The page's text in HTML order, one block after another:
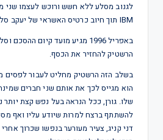
לגנוב מסלע ללא חשש ורוכש לעצמו שני
IBM תוך חיוב כרטיס האשראי של יעקב סלע.
באפריל 1996 מגיע מועד קיום
הרשטיק להחזיר את הכסף.
בשלב הזה הרשטיק מחליט לעבור לפסים
הוא מגייס לכך את אותם שני חברים
שלו. גורן, ככל הנראה בעל נפש קצת יותר
להשתתף ברצח למרות שיודע עליו ואף
דני קניג, צעיר מעורער בנפשו שכרוך